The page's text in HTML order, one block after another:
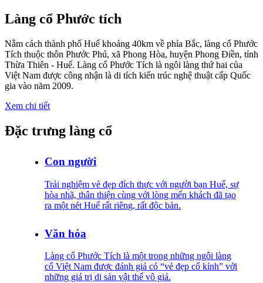
Làng cổ Phước tích
Nằm cách thành phố Huế khoảng 40km về phía Bắc, làng cổ Phước
Tích thuộc thôn Phước Phú, xã Phong Hòa, huyện Phong Điền, tỉnh
Thừa Thiên - Huế. Làng cổ Phước Tích là ngôi làng thứ hai của
Việt Nam được công nhận là di tích kiến trúc nghệ thuật cấp Quốc
gia vào năm 2009.
Xem chi tiết
Đặc trưng làng cổ
Con người
Trải nghiệm vẻ đẹp đích thực với người bạn Huế, sự
hòa nhã, thân thiện cùng với lòng mến khách đã tạo
ra một nét Huế rất riêng, rất độc bản.
Văn hóa
Làng cổ Phước Tích là một trong những ngôi làng
cổ Việt Nam được đánh giá có “vẻ đẹp cổ kính” với
những giá trị di sản vật thể vô giá.